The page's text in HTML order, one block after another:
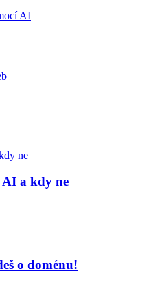
AI
AI a kdy ne
o doménu!